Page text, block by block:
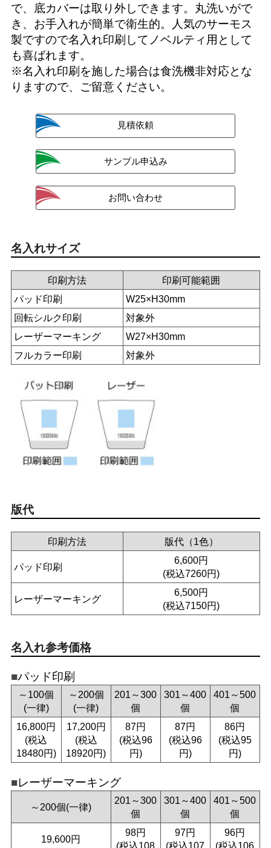
で、底カバーは取り外しできます。丸洗いがで
き、お手入れが簡単で衛生的。人気のサーモス
製ですので名入れ印刷してノベルティ用として
も喜ばれます。
※名入れ印刷を施した場合は食洗機非対応とな
りますので、ご留意ください。
名入れサイズ
印刷方法
印刷可能範囲
パッド印刷
W25×H30mm
回転シルク印刷
対象外
レーザーマーキング
W27×H30mm
フルカラー印刷
対象外
版代
印刷方法 版代（1色）
パッド印刷
6,600円
(税込7260円)
レーザーマーキング
6,500円
(税込7150円)
名入れ参考価格
パッド印刷
～100個
(一律)
～200個
(一律)
201～300
個
301～400
個
401～500
個
16,800円
(税込
18480円)
17,200円
(税込
18920円)
87円
(税込96
円)
87円
(税込96
円)
86円
(税込95
円)
レーザーマーキング
～200個(一律)
201～300
個
301～400
個
401～500
個
19,600円
98円
97円
96円